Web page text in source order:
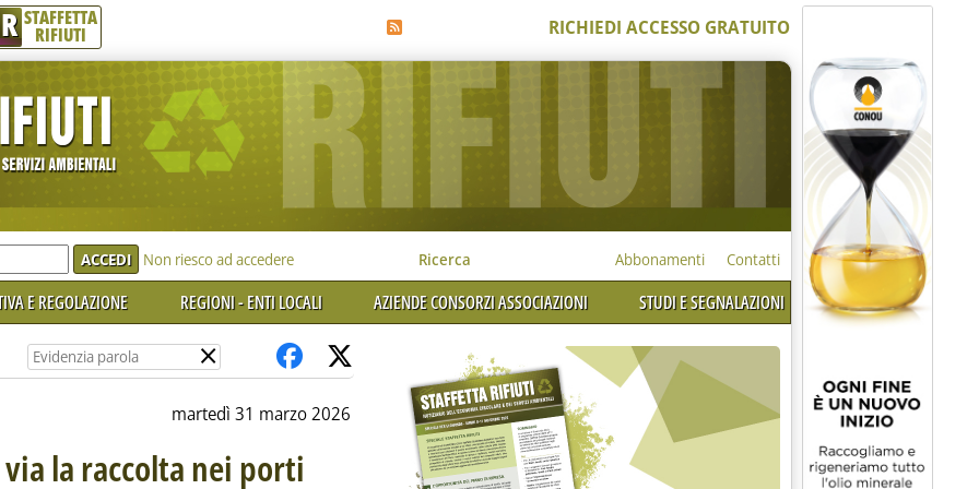
R STAFFETTA
RIFIUTI RICHIEDI ACCESSO GRATUITO
Non riesco ad accedere Ricerca Abbonamenti Contatti
E REGOLAZIONE REGIONI - ENTI LOCALI AZIENDE CONSORZI ASSOCIAZIONI STUDI E SEGNALAZIONI
×
martedì 31 marzo 2026
la raccolta nei porti